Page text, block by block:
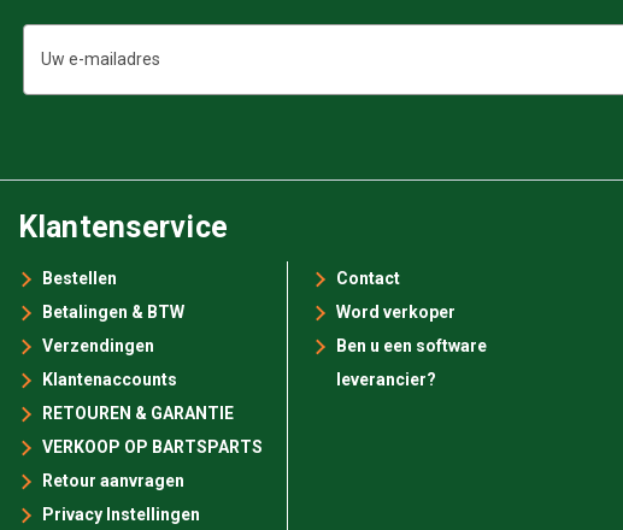
mailadres
Klantenservice
Bestellen
Betalingen & BTW
Verzendingen
Klantenaccounts
RETOUREN & GARANTIE
VERKOOP OP BARTSPARTS
Retour aanvragen
Privacy Instellingen
Contact
Word verkoper
Ben u een software
leverancier?